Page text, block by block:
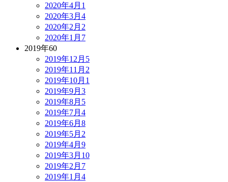
2020年4月 1
2020年3月 4
2020年2月 2
2020年1月 7
2019年60
2019年12月 5
2019年11月 2
2019年10月 1
2019年9月 3
2019年8月 5
2019年7月 4
2019年6月 8
2019年5月 2
2019年4月 9
2019年3月 10
2019年2月 7
2019年1月 4